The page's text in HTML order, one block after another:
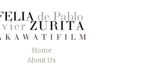
Home
About Us